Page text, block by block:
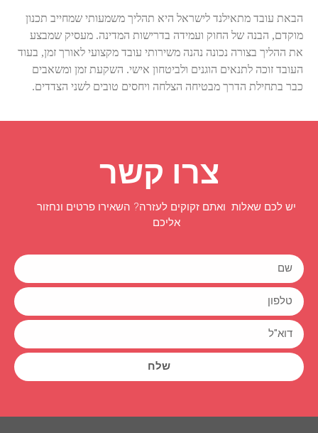
הבאת עובד מתאילנד לישראל היא תהליך משמעותי שמחייב תכנון
מוקדם, הבנה של החוק ועמידה בדרישות המדינה. מעסיק שמבצע
את ההליך בצורה נכונה נהנה משירותי עובד מקצועי לאורך זמן, בעוד
העובד זוכה לתנאים הוגנים ולביטחון אישי. השקעת זמן ומשאבים
כבר בתחילת הדרך מבטיחה הצלחה ויחסים טובים לשני הצדדים.
צרו קשר
יש לכם שאלות ואתם זקוקים לעזרה? השאירו פרטים ונחזור
אליכם
שלח